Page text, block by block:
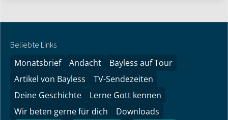
Beliebte Links
Monatsbrief Andacht
Bayless auf Tour
Artikel von Bayless
TV-Sendezeiten
Deine Geschichte
Lerne Gott kennen
Wir beten gerne für dich
Downloads